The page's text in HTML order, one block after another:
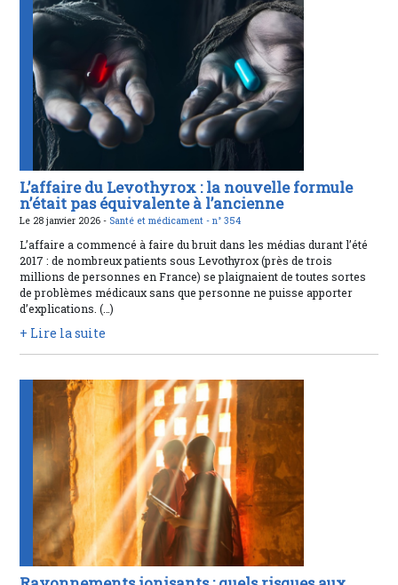
L’affaire du Levothyrox : la nouvelle formule
n’était pas équivalente à l’ancienne
Le 28 janvier 2026 - Santé et médicament -n° 354
L’affaire a commencé à faire du bruit dans les médias durant l’été
2017 : de nombreux patients sous Levothyrox (près de trois
millions de personnes en France) se plaignaient de toutes sortes
de problèmes médicaux sans que personne ne puisse apporter
d’explications. (…)
+ Lire la suite